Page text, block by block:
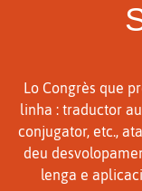
Lo Congrès que
linha : traductor
conjugator, etc.,
deu
lenga e